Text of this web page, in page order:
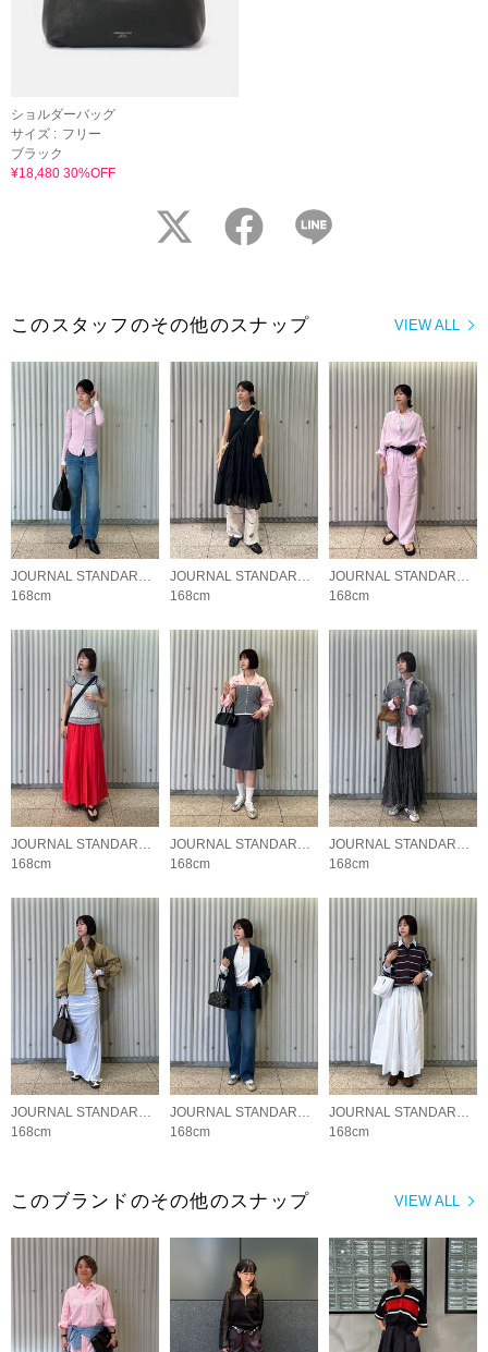
ショルダーバッグ
サイズ : フリー
ブラック
¥18,480 30%OFF
twitter facebook
VIEW ALL
このスタッフのその他のスナップ
JOURNAL STANDARD LADYS
168cm
JOURNAL STANDARD LADYS
168cm
JOURNAL STANDARD LADYS
168cm
JOURNAL STANDARD LADYS
168cm
JOURNAL STANDARD LADYS
168cm
JOURNAL STANDARD LADYS
168cm
JOURNAL STANDARD LADYS
168cm
JOURNAL STANDARD LADYS
168cm
JOURNAL STANDARD LADYS
168cm
VIEW ALL
このブランドのその他のスナップ